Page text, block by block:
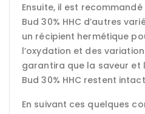
Ensuite, il est
Bud 30% HHC d’autres
un récipient hermétique
l’oxydation et des
garantira que la saveur et
Bud 30% HHC restent
En suivant ces quelques